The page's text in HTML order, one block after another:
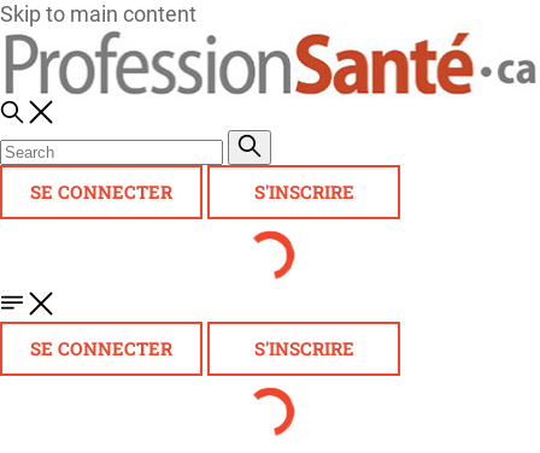
Skip to main content
SE CONNECTER S'INSCRIRE
SE CONNECTER S'INSCRIRE